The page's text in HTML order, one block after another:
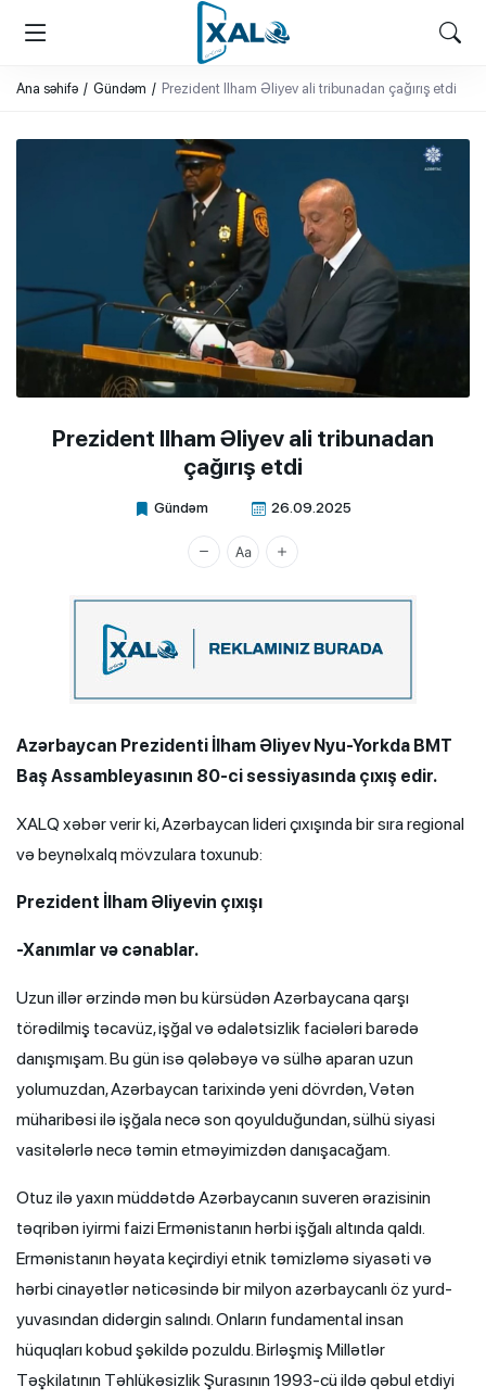
XALQ.ONLINE
ONLAYN PLATFORMA
Ana səhifə Gündəm Prezident Ilham Əliyev ali tribunadan çağırış etdi
Prezident Ilham Əliyev ali tribunadan
çağırış etdi
Gündəm 26.09.2025
Xalq.Online
Azərbaycan Prezidenti İlham Əliyev Nyu-Yorkda BMT
Baş Assambleyasının 80-ci sessiyasında çıxış edir.
XALQ xəbər verir ki, Azərbaycan lideri çıxışında bir sıra regional
və beynəlxalq mövzulara toxunub:
Prezident İlham Əliyevin çıxışı
-Xanımlar və cənablar.
Uzun illər ərzində mən bu kürsüdən Azərbaycana qarşı
törədilmiş təcavüz, işğal və ədalətsizlik faciələri barədə
danışmışam. Bu gün isə qələbəyə və sülhə aparan uzun
yolumuzdan, Azərbaycan tarixində yeni dövrdən, Vətən
müharibəsi ilə işğala necə son qoyulduğundan, sülhü siyasi
vasitələrlə necə təmin etməyimizdən danışacağam.
Otuz ilə yaxın müddətdə Azərbaycanın suveren ərazisinin
təqribən iyirmi faizi Ermənistanın hərbi işğalı altında qaldı.
Ermənistanın həyata keçirdiyi etnik təmizləmə siyasəti və
hərbi cinayətlər nəticəsində bir milyon azərbaycanlı öz yurd-
yuvasından didərgin salındı. Onların fundamental insan
hüquqları kobud şəkildə pozuldu. Birləşmiş Millətlər
Təşkilatının Təhlükəsizlik Şurasının 1993-cü ildə qəbul etdiyi